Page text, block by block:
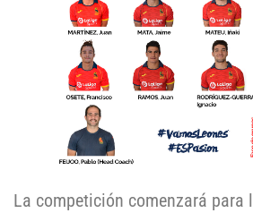
La competición comenzará para